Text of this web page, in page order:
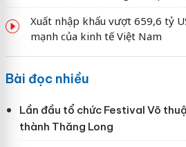
Xuất nhập khẩu vượt 659,6 tỷ
mạnh của kinh tế Việt Nam
Bài đọc nhiều
Lần đầu tổ chức Festival Võ
thành Thăng Long